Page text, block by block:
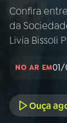
Confira
da
Livia Bissoli
NO AR EM01/
Ouça